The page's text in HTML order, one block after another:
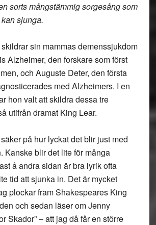
sorts mångstämmig sorgesång som
sjunga.
sin mammas demenssjukdom
Alzheimer, den forskare som först
och Auguste Deter, den första
med Alzheimers. I en
hon valt att skildra dessa tre
utifrån dramat King Lear.
på hur lyckat det blir just med
Kanske blir det lite för många
å andra sidan är bra lyrik ofta
tid att sjunka in. Det är mycket
plockar fram Shakespeares King
och sedan läser om Jenny
Skador” – att jag då får en större